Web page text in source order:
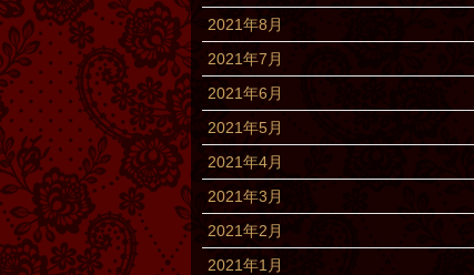
2021年8月
2021年7月
2021年6月
2021年5月
2021年4月
2021年3月
2021年2月
2021年1月